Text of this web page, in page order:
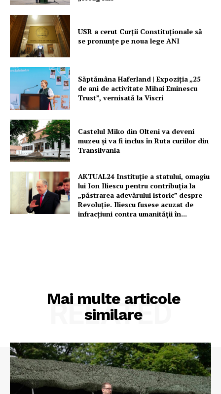
USR a cerut Curții Constituționale să
se pronunțe pe noua lege ANI
Săptămâna Haferland | Expoziţia „25
de ani de activitate Mihai Eminescu
Trust”, vernisată la Viscri
Castelul Miko din Olteni va deveni
muzeu şi va fi inclus în Ruta curiilor din
Transilvania
AKTUAL24 Instituție a statului, omagiu
lui Ion Iliescu pentru contribuția la
„păstrarea adevărului istoric” despre
Revoluție. Iliescu fusese acuzat de
infracțiuni contra umanității în...
Mai multe articole
similare
RELATED